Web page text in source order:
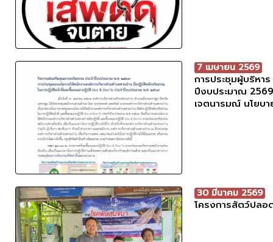
7 เมษายน 2569
การประชุมผู้บริหา
ปีงบประมาณ
เจตนารมณ์ นโยบ
30 มีนาคม 2569
โครงการสัตว์ปลอ